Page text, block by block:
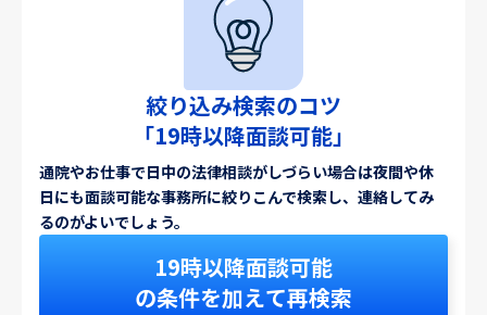
絞り込み検索のコツ
「19時以降面談可能」
通院やお仕事で日中の法律相談がしづらい場合は夜間や休
日にも面談可能な事務所に絞りこんで検索し、連絡してみ
るのがよいでしょう。
19時以降面談可能
の条件を加えて再検索